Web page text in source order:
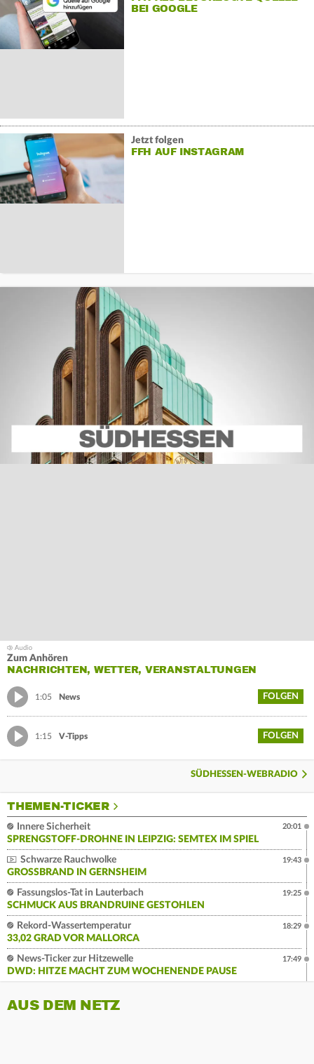
BEI GOOGLE
Jetzt folgen
FFH AUF INSTAGRAM
Zum Anhören
NACHRICHTEN, WETTER, VERANSTALTUNGEN
1:05 News FOLGEN
1:15 V-Tipps FOLGEN
SÜDHESSEN-WEBRADIO
THEMEN-TICKER
Innere Sicherheit
SPRENGSTOFF-DROHNE IN LEIPZIG: SEMTEX IM SPIEL
20:01
Schwarze Rauchwolke
GROSSBRAND IN GERNSHEIM
19:43
Fassungslos-Tat in Lauterbach
SCHMUCK AUS BRANDRUINE GESTOHLEN
19:25
Rekord-Wassertemperatur
33,02 GRAD VOR MALLORCA
18:29
News-Ticker zur Hitzewelle
DWD: HITZE MACHT ZUM WOCHENENDE PAUSE
17:49
AUS DEM NETZ